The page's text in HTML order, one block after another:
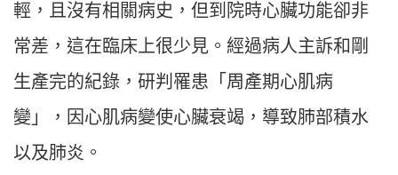
輕，且沒有相關病史，但到院時心臟功能卻非
常差，這在臨床上很少見。經過病人主訴和剛
生產完的紀錄，研判罹患「周產期心肌病
變」，因心肌病變使心臟衰竭，導致肺部積水
以及肺炎。